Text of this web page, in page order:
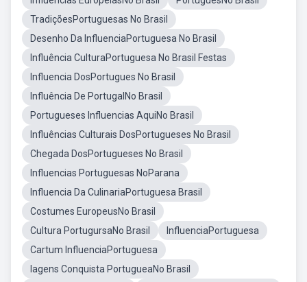
TradiçõesPortuguesas No Brasil
Desenho Da InfluenciaPortuguesa No Brasil
Influência CulturaPortuguesa No Brasil Festas
Influencia DosPortugues No Brasil
Influência De PortugalNo Brasil
Portugueses Influencias AquiNo Brasil
Influências Culturais DosPortugueses No Brasil
Chegada DosPortugueses No Brasil
Influencias Portuguesas NoParana
Influencia Da CulinariaPortuguesa Brasil
Costumes EuropeusNo Brasil
Cultura PortugursaNo Brasil
InfluenciaPortuguesa
Cartum InfluenciaPortuguesa
Iagens Conquista PortugueaNo Brasil